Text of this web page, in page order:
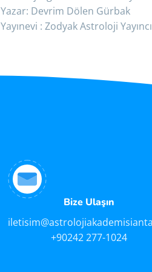
Yazar: Devrim Dölen Gürbak
Yayınevi : Zodyak Astroloji
Bize Ulaşın
+90242 277-1024